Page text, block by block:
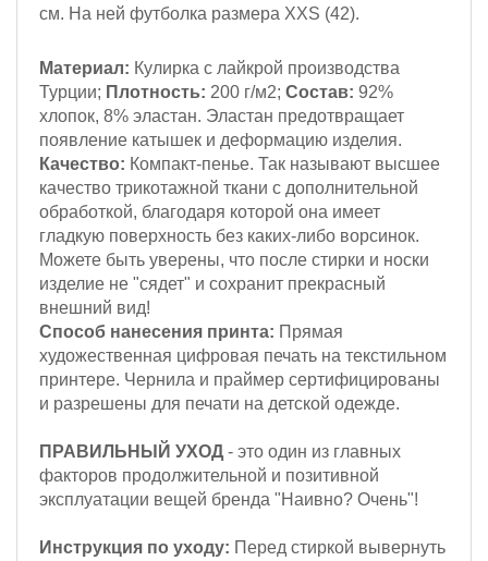
см. На ней футболка размера XXS (42).
Материал: Кулирка с лайкрой производства
Турции; Плотность: 200 г/м2; Состав: 92%
хлопок, 8% эластан. Эластан предотвращает
появление катышек и деформацию изделия.
Качество: Компакт-пенье. Так называют высшее
качество трикотажной ткани с дополнительной
обработкой, благодаря которой она имеет
гладкую поверхность без каких-либо ворсинок.
Можете быть уверены, что после стирки и носки
изделие не "сядет" и сохранит прекрасный
внешний вид!
Способ нанесения принта: Прямая
художественная цифровая печать на текстильном
принтере. Чернила и праймер сертифицированы
и разрешены для печати на детской одежде.
ПРАВИЛЬНЫЙ УХОД - это один из главных
факторов продолжительной и позитивной
эксплуатации вещей бренда "Наивно? Очень"!
Инструкция по уходу: Перед стиркой вывернуть